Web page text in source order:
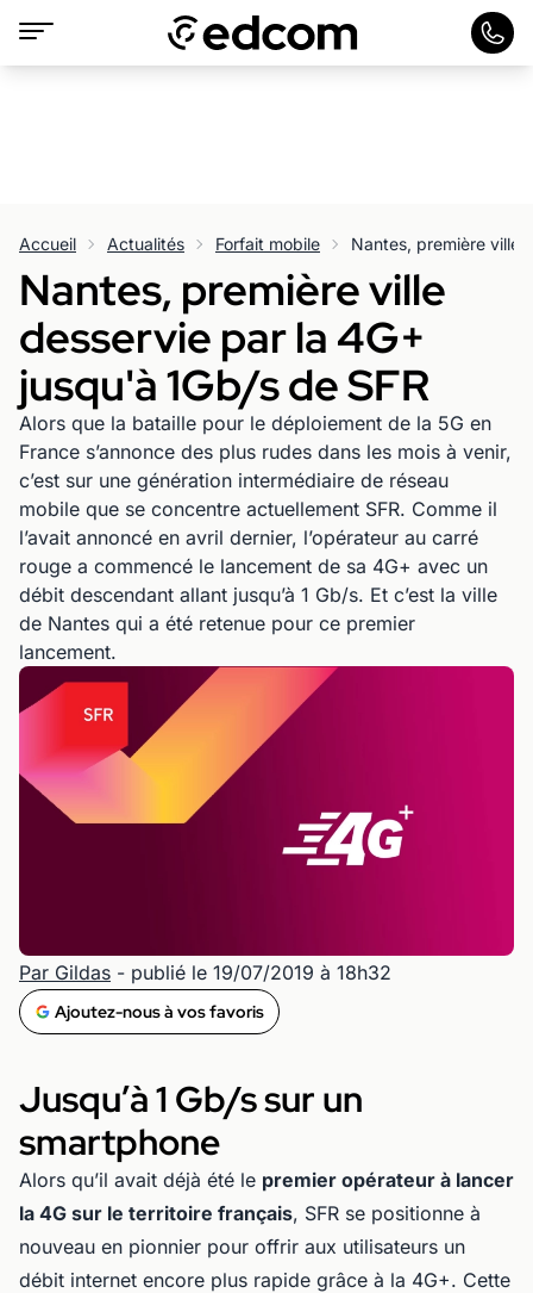
Accueil Actualités Forfait mobile
Nantes, première ville
desservie par la 4G+
jusqu'à 1Gb/s de SFR
Alors que la bataille pour le déploiement de la 5G en
France s’annonce des plus rudes dans les mois à venir,
c’est sur une génération intermédiaire de réseau
mobile que se concentre actuellement SFR. Comme il
l’avait annoncé en avril dernier, l’opérateur au carré
rouge a commencé le lancement de sa 4G+ avec un
débit descendant allant jusqu’à 1 Gb/s. Et c’est la ville
de Nantes qui a été retenue pour ce premier
lancement.
Par Gildas - publié le 19/07/2019 à 18h32
Ajoutez-nous à vos favoris
Jusqu’à 1 Gb/s sur un
smartphone
Alors qu’il avait déjà été le premier opérateur à lancer
la 4G sur le territoire français, SFR se positionne à
nouveau en pionnier pour offrir aux utilisateurs un
débit internet encore plus rapide grâce à la 4G+. Cette